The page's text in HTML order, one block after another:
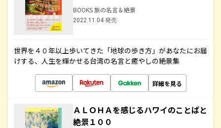
BOOKS 旅の名言＆絶景
2022.11.04 発売
世界を４０年以上歩いてきた「地球の歩き方」があなたにお届
けする、人生を輝かせる台湾の名言と癒やしの絶景集
詳細を見る
ＡＬＯＨＡを感じるハワイのことばと
絶景１００